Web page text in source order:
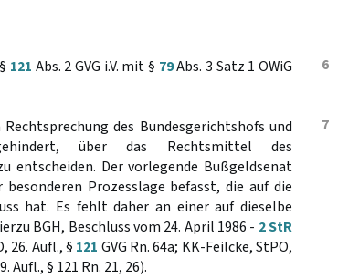
6
121 Abs. 2 GVG i.V. mit § 79Abs. 3 Satz 1 OWiG
7
des Bundesgerichtshofs und
über das Rechtsmittel des
entscheiden. Der vorlegende Bußgeldsenat
Prozesslage befasst, die auf die
hat. Es fehlt daher an einer auf dieselbe
BGH, Beschluss vom 24. April 1986 - 2 StR
26. Aufl., § 121 GVG Rn. 64a; KK-Feilcke, StPO,
Aufl., § 121 Rn. 21, 26).